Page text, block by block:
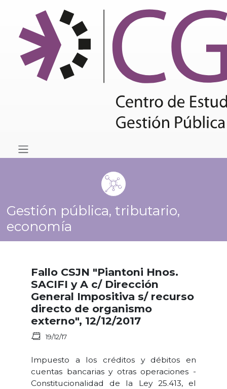
Gestión pública, tributario,
economía
Fallo CSJN "Piantoni Hnos.
SACIFI y A c/ Dirección
General Impositiva s/ recurso
directo de organismo
externo", 12/12/2017
19/12/17
Impuesto a los créditos y débitos en
cuentas bancarias y otras operaciones -
Constitucionalidad de la Ley 25.413, el